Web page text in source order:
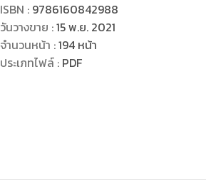
ISBN : 9786160842988
วันวางขาย :15 พ.ย. 2021
จำนวนหน้า :194 หน้า
ประเภทไฟล์: PDF